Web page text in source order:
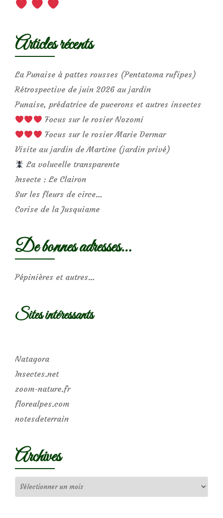
Articles récents
La Punaise à pattes rousses (Pentatoma rufipes)
Rétrospective de juin 2026 au jardin
Punaise, prédatrice de pucerons et autres insectes
Focus sur le rosier Nozomi
Focus sur le rosier Marie Dermar
Visite au jardin de Martine (jardin privé)
La volucelle transparente
Insecte : Le Clairon
Sur les fleurs de circe…
Corise de la Jusquiame
De bonnes adresses…
Pépinières et autres…
Sites intéressants
Natagora
Insectes.net
zoom-nature.fr
florealpes.com
notesdeterrain
Archives